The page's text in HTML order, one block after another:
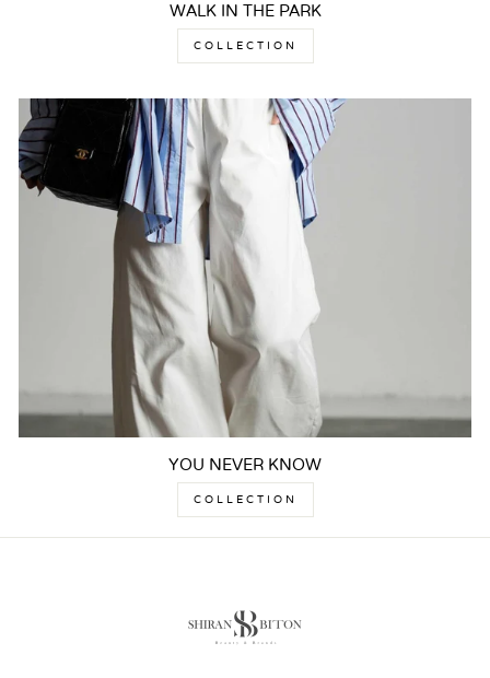
WALK IN THE PARK
COLLECTION
YOU NEVER KNOW
COLLECTION